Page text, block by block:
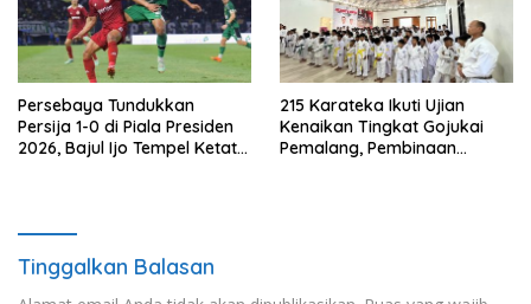
Persebaya Tundukkan
Persija 1-0 di Piala Presiden
2026, Bajul Ijo Tempel Ketat
215 Karateka Ikuti Ujian
Kenaikan Tingkat Gojukai
Pemalang, Pembinaan
Tinggalkan Balasan